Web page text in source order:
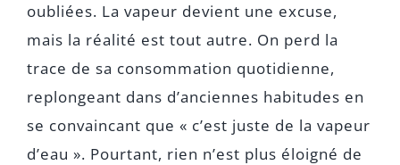
oubliées. La vapeur devient une excuse,
mais la réalité est tout autre. On perd la
trace de sa consommation quotidienne,
replongeant dans d’anciennes habitudes en
se convaincant que « c’est juste de la vapeur
d’eau ». Pourtant, rien n’est plus éloigné de